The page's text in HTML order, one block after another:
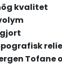
kvalitet
Tofane